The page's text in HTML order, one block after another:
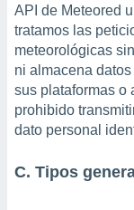
API de Meteored
tratamos las
meteorológicas
ni almacena
sus plataformas o
prohibido
dato personal
C. Tipos